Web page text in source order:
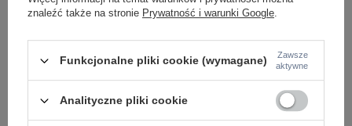
znaleźć także na stronie Prywatność i warunki Google.
Funkcjonalne pliki cookie (wymagane)
Zawsze
aktywne
Analityczne pliki cookie